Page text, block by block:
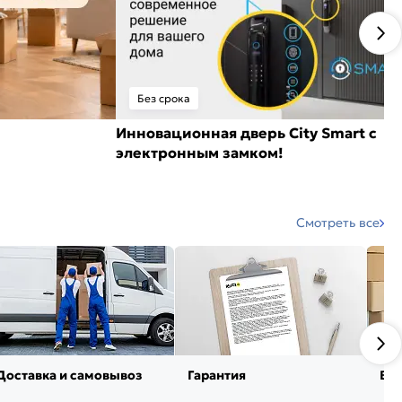
Без срока
Инновационная дверь City Smart с
электронным замком!
Смотреть все
и самовывоз Гарантия